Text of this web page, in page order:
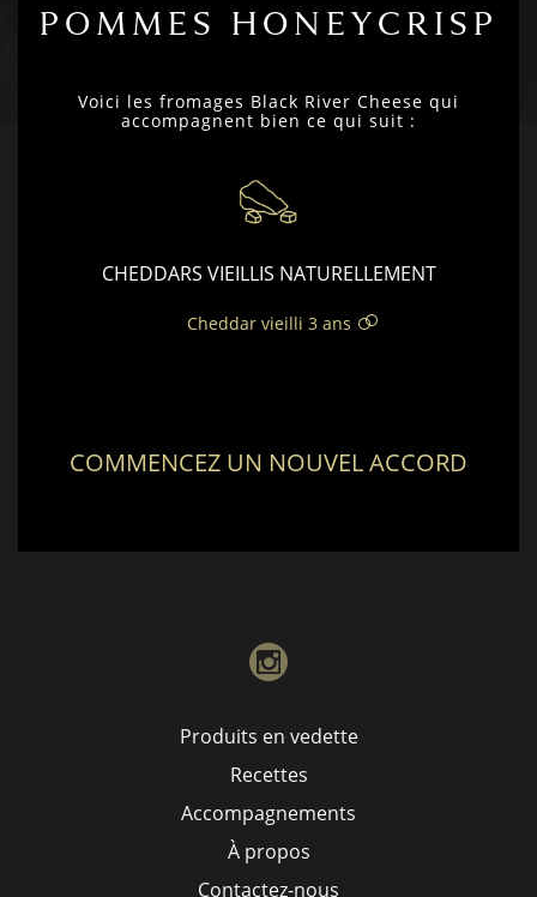
POMMES HONEYCRISP
Voici les fromages Black River Cheese qui
accompagnent bien ce qui suit :
CHEDDARS VIEILLIS NATURELLEMENT
Cheddar vieilli 3 ans
COMMENCEZ UN NOUVEL ACCORD
instagram
Produits en vedette
Recettes
Accompagnements
À propos
Contactez-nous